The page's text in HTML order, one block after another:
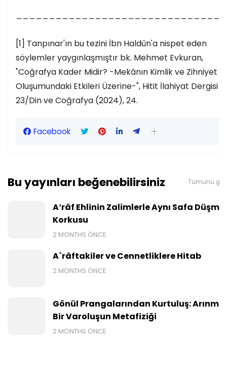
[1] Tanpınar'ın bu tezini İbn Haldûn'a nispet eden
söylemler yaygınlaşmıştır bk. Mehmet Evkuran,
"Coğrafya Kader Midir? -Mekânın Kimlik ve Zihniyet
Oluşumundaki Etkileri Üzerine-", Hitit İlahiyat Dergisi
23/Din ve Coğrafya (2024), 24.
Facebook
Bu yayınları beğenebilirsiniz Tümünü
A‘râf Ehlinin Zalimlerle Aynı Safa Düşme
Korkusu
2 MONTHS ÖNCE
A`râftakiler ve Cennetliklere Hitab
2 MONTHS ÖNCE
Gönül Prangalarından Kurtuluş: Arınmış
Bir Varoluşun Metafiziği
2 MONTHS ÖNCE